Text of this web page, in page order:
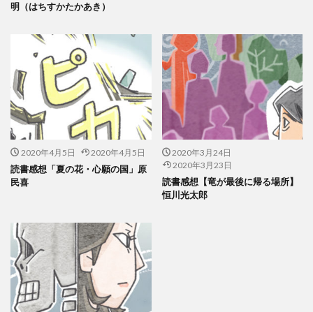
明（はちすかたかあき）
2020年4月5日 2020年4月5日
読書感想「夏の花・心願の国」原
民喜
2020年3月24日
2020年3月23日
読書感想【竜が最後に帰る場所】
恒川光太郎